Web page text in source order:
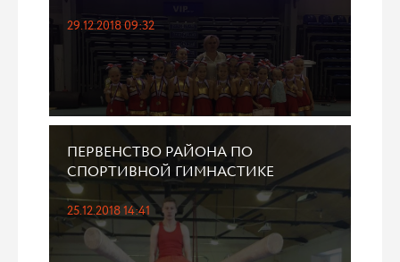
29.12.2018 09:32
ПЕРВЕНСТВО РАЙОНА ПО
СПОРТИВНОЙ ГИМНАСТИКЕ
25.12.2018 14:41